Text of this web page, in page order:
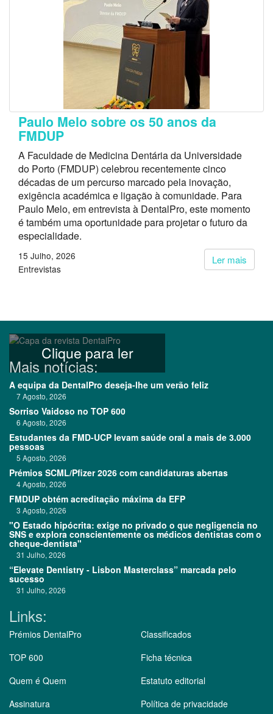
Paulo Melo sobre os 50 anos da
FMDUP
A Faculdade de Medicina Dentária da Universidade
do Porto (FMDUP) celebrou recentemente cinco
décadas de um percurso marcado pela inovação,
exigência académica e ligação à comunidade. Para
Paulo Melo, em entrevista à DentalPro, este momento
é também uma oportunidade para projetar o futuro da
especialidade.
Ler mais
15 Julho, 2026
Entrevistas
Clique para ler
Mais notícias:
A equipa da DentalPro deseja-lhe um verão feliz
7 Agosto, 2026
Sorriso Vaidoso no TOP 600
6 Agosto, 2026
Estudantes da FMD-UCP levam saúde oral a mais de 3.000
pessoas
5 Agosto, 2026
Prémios SCML/Pfizer 2026 com candidaturas abertas
4 Agosto, 2026
FMDUP obtém acreditação máxima da EFP
3 Agosto, 2026
"O Estado hipócrita: exige no privado o que negligencia no
SNS e explora conscientemente os médicos dentistas com o
cheque-dentista"
31 Julho, 2026
“Elevate Dentistry - Lisbon Masterclass” marcada pelo
sucesso
31 Julho, 2026
Links:
Prémios DentalPro
TOP 600
Quem é Quem
Assinatura
Classificados
Ficha técnica
Estatuto editorial
Política de privacidade